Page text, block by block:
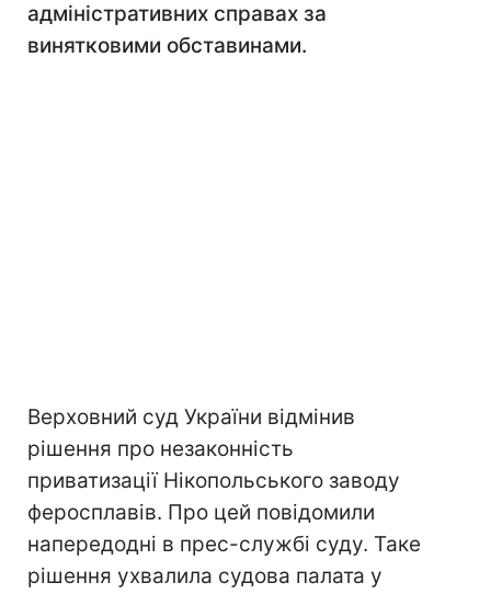
адміністративних справах за
винятковими обставинами.
Верховний суд України відмінив
рішення про незаконність
приватизації Нікопольського заводу
феросплавів. Про цей повідомили
напередодні в прес-службі суду. Таке
рішення ухвалила судова палата у